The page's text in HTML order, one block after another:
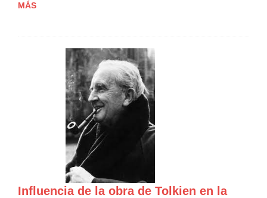
MÁS
Influencia de la obra de Tolkien en la